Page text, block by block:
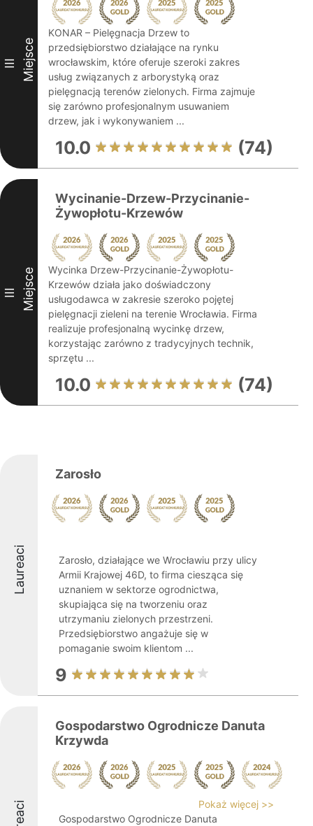
III Miejsce
KONAR – Pielęgnacja Drzew to
przedsiębiorstwo działające na rynku
wrocławskim, które oferuje szeroki zakres
usług związanych z arborystyką oraz
pielęgnacją terenów zielonych. Firma zajmuje
się zarówno profesjonalnym usuwaniem
drzew, jak i wykonywaniem ...
10.0 (74)
III Miejsce
Wycinanie-Drzew-Przycinanie-
Żywopłotu-Krzewów
Wycinka Drzew-Przycinanie-Żywopłotu-
Krzewów działa jako doświadczony
usługodawca w zakresie szeroko pojętej
pielęgnacji zieleni na terenie Wrocławia. Firma
realizuje profesjonalną wycinkę drzew,
korzystając zarówno z tradycyjnych technik,
sprzętu ...
10.0 (74)
Laureaci
Zarosło
Zarosło, działające we Wrocławiu przy ulicy
Armii Krajowej 46D, to firma ciesząca się
uznaniem w sektorze ogrodnictwa,
skupiająca się na tworzeniu oraz
utrzymaniu zielonych przestrzeni.
Przedsiębiorstwo angażuje się w
pomaganie swoim klientom ...
9
Gospodarstwo Ogrodnicze Danuta
Krzywda
Pokaż więcej >>
Gospodarstwo Ogrodnicze Danuta